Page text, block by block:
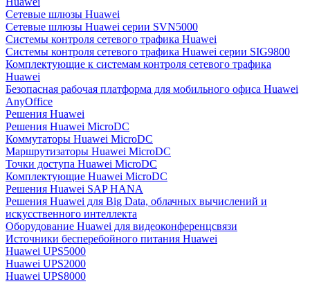
Сетевые шлюзы Huawei
Сетевые шлюзы Huawei серии SVN5000
Системы контроля сетевого трафика Huawei
Системы контроля сетевого трафика Huawei серии SIG9800
Комплектующие к системам контроля сетевого трафика
Huawei
Безопасная рабочая платформа для мобильного офиса Huawei
AnyOffice
Решения Huawei
Решения Huawei MicroDC
Коммутаторы Huawei MicroDC
Маршрутизаторы Huawei MicroDC
Точки доступа Huawei MicroDC
Комплектующие Huawei MicroDC
Решения Huawei SAP HANA
Решения Huawei для Big Data, облачных вычислений и
искусственного интеллекта
Оборудование Huawei для видеоконференцсвязи
Источники бесперебойного питания Huawei
Huawei UPS5000
Huawei UPS2000
Huawei UPS8000